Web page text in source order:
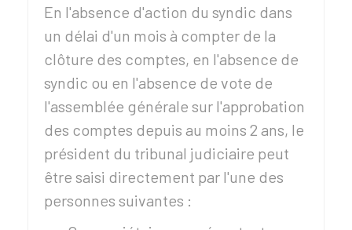
En l'absence d'action du syndic dans
un délai d'un mois à compter de la
clôture des comptes, en l'absence de
syndic ou en l'absence de vote de
l'assemblée générale sur l'approbation
des comptes depuis au moins 2 ans, le
président du tribunal judiciaire peut
être saisi directement par l'une des
personnes suivantes :